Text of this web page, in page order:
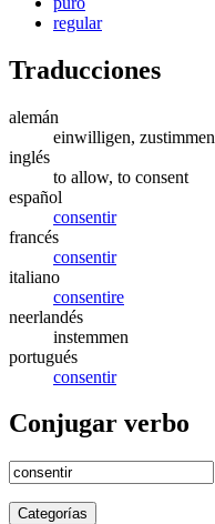
regular
Traducciones
alemán
einwilligen, zustimmen
inglés
to allow, to consent
español
consentir
francés
consentir
italiano
consentire
neerlandés
instemmen
portugués
consentir
Conjugar verbo
Categorías